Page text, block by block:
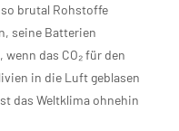
brutal Rohstoffe
seine Batterien
das CO₂ für den
in die Luft geblasen
das Weltklima ohnehin